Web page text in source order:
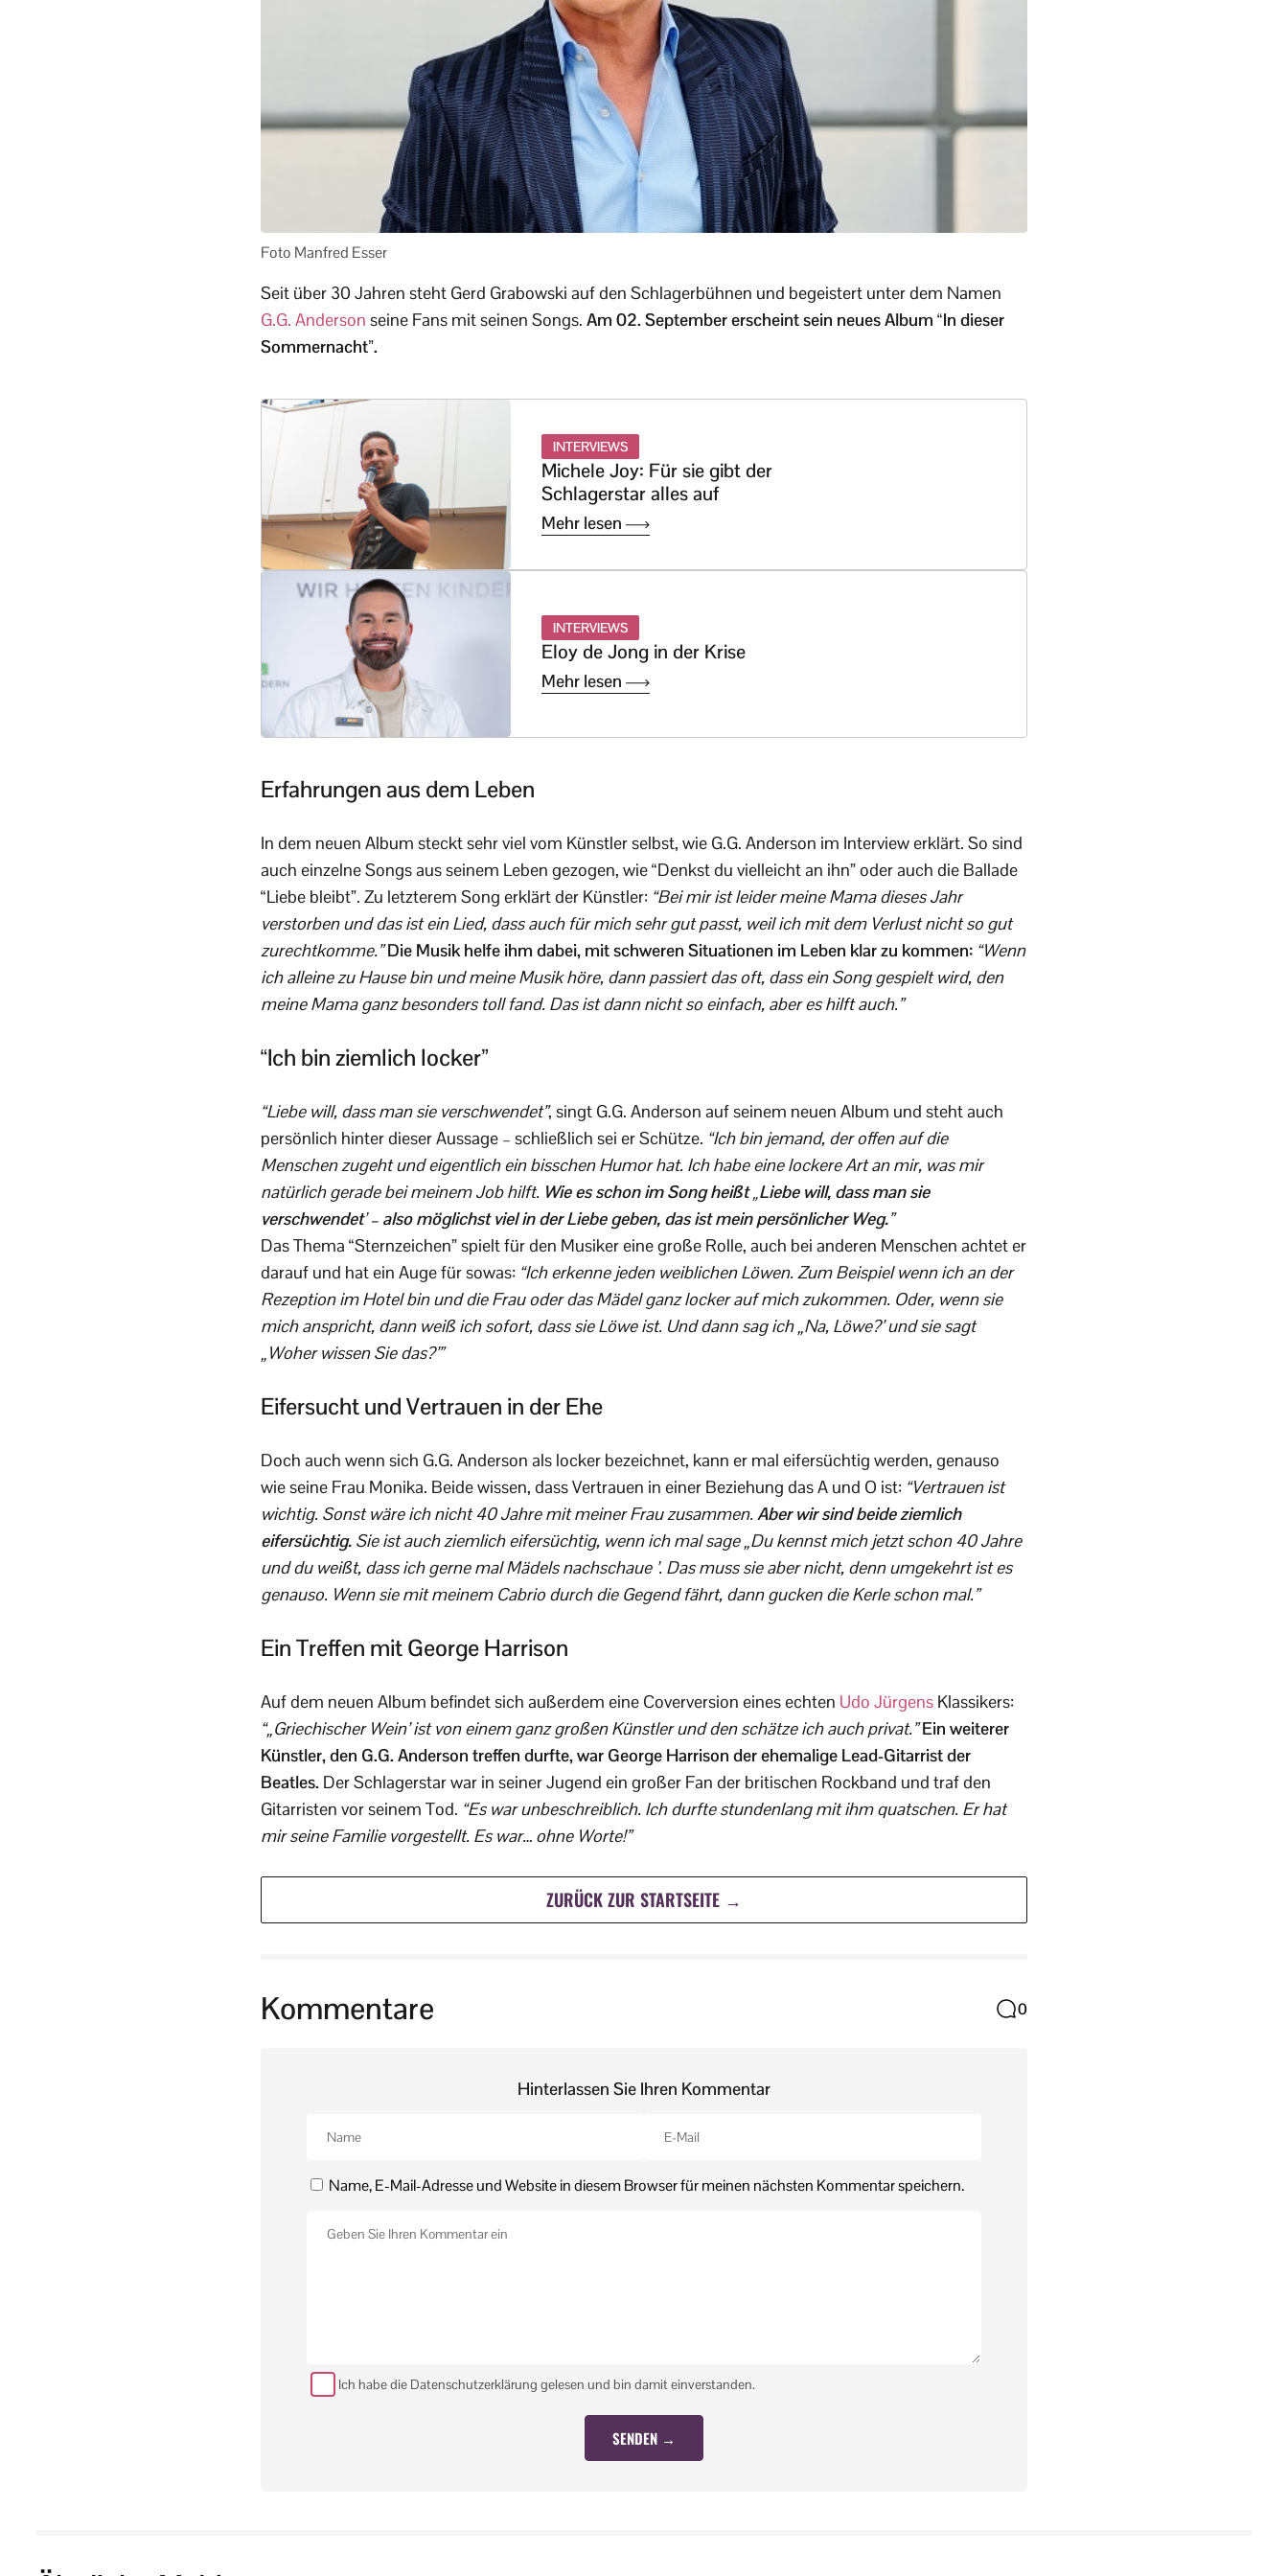
Foto Manfred Esser
Seit über 30 Jahren steht Gerd Grabowski auf den Schlagerbühnen und begeistert unter dem Namen
G.G. Anderson seine Fans mit seinen Songs. Am 02. September erscheint sein neues Album “In dieser
Sommernacht”.
INTERVIEWS
Michele Joy: Für sie gibt der
Schlagerstar alles auf
Mehr lesen
INTERVIEWS
Eloy de Jong in der Krise
Mehr lesen
Erfahrungen aus dem Leben
In dem neuen Album steckt sehr viel vom Künstler selbst, wie G.G. Anderson im Interview erklärt. So sind
auch einzelne Songs aus seinem Leben gezogen, wie “Denkst du vielleicht an ihn” oder auch die Ballade
“Liebe bleibt”. Zu letzterem Song erklärt der Künstler: “Bei mir ist leider meine Mama dieses Jahr
verstorben und das ist ein Lied, dass auch für mich sehr gut passt, weil ich mit dem Verlust nicht so gut
zurechtkomme.” Die Musik helfe ihm dabei, mit schweren Situationen im Leben klar zu kommen: “Wenn
ich alleine zu Hause bin und meine Musik höre, dann passiert das oft, dass ein Song gespielt wird, den
meine Mama ganz besonders toll fand. Das ist dann nicht so einfach, aber es hilft auch.”
“Ich bin ziemlich locker”
“Liebe will, dass man sie verschwendet”, singt G.G. Anderson auf seinem neuen Album und steht auch
persönlich hinter dieser Aussage – schließlich sei er Schütze. “Ich bin jemand, der offen auf die
Menschen zugeht und eigentlich ein bisschen Humor hat. Ich habe eine lockere Art an mir, was mir
natürlich gerade bei meinem Job hilft. Wie es schon im Song heißt „Liebe will, dass man sie
verschwendet’ – also möglichst viel in der Liebe geben, das ist mein persönlicher Weg.”
Das Thema “Sternzeichen” spielt für den Musiker eine große Rolle, auch bei anderen Menschen achtet er
darauf und hat ein Auge für sowas: “Ich erkenne jeden weiblichen Löwen. Zum Beispiel wenn ich an der
Rezeption im Hotel bin und die Frau oder das Mädel ganz locker auf mich zukommen. Oder, wenn sie
mich anspricht, dann weiß ich sofort, dass sie Löwe ist. Und dann sag ich „Na, Löwe?’ und sie sagt
„Woher wissen Sie das?’”
Eifersucht und Vertrauen in der Ehe
Doch auch wenn sich G.G. Anderson als locker bezeichnet, kann er mal eifersüchtig werden, genauso
wie seine Frau Monika. Beide wissen, dass Vertrauen in einer Beziehung das A und O ist: “Vertrauen ist
wichtig. Sonst wäre ich nicht 40 Jahre mit meiner Frau zusammen.Aber wir sind beide ziemlich
eifersüchtig. Sie ist auch ziemlich eifersüchtig, wenn ich mal sage „Du kennst mich jetzt schon 40 Jahre
und du weißt, dass ich gerne mal Mädels nachschaue ’. Das muss sie aber nicht, denn umgekehrt ist es
genauso. Wenn sie mit meinem Cabrio durch die Gegend fährt, dann gucken die Kerle schon mal.”
Ein Treffen mit George Harrison
Auf dem neuen Album befindet sich außerdem eine Coverversion eines echten Udo Jürgens Klassikers:
“„Griechischer Wein’ ist von einem ganz großen Künstler und den schätze ich auch privat.” Ein weiterer
Künstler, den G.G. Anderson treffen durfte, war George Harrison der ehemalige Lead-Gitarrist der
Beatles. Der Schlagerstar war in seiner Jugend ein großer Fan der britischen Rockband und traf den
Gitarristen vor seinem Tod. “Es war unbeschreiblich. Ich durfte stundenlang mit ihm quatschen. Er hat
mir seine Familie vorgestellt. Es war… ohne Worte!”
ZURÜCK ZUR STARTSEITE →
Kommentare 0
Hinterlassen Sie Ihren Kommentar
Name, E-Mail-Adresse und Website in diesem Browser für meinen nächsten Kommentar speichern.
Ich habe die Datenschutzerklärung gelesen und bin damit einverstanden.